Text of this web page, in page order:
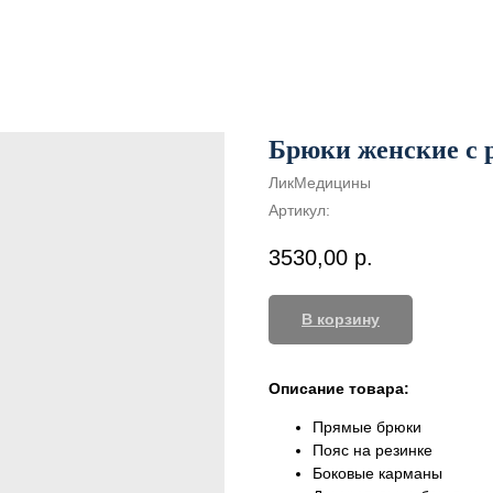
Брюки женские с
ЛикМедицины
Артикул:
3530,00 р.
В корзину
Описание товара:
Прямые брюки
Пояс на резинке
Боковые карманы